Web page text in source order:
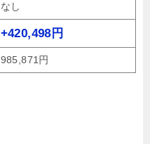
なし
+420,498円
985,871円